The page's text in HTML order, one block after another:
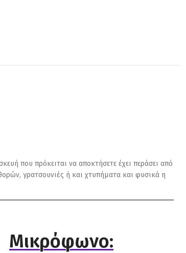
που πρόκειται να αποκτήσετε έχει περάσει από
γρατσουνιές ή και χτυπήματα και φυσικά η
Μικρόφωνο: